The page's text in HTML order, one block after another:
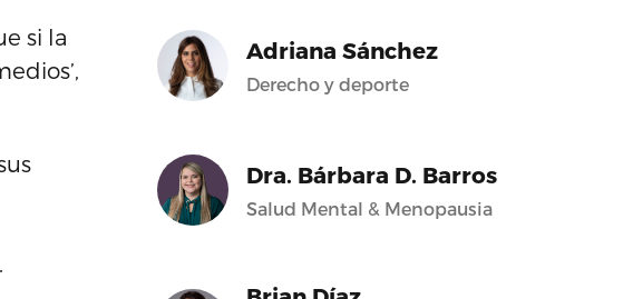
si la
Adriana Sánchez
Derecho y deporte
Dra. Bárbara D. Barros
Salud Mental & Menopausia